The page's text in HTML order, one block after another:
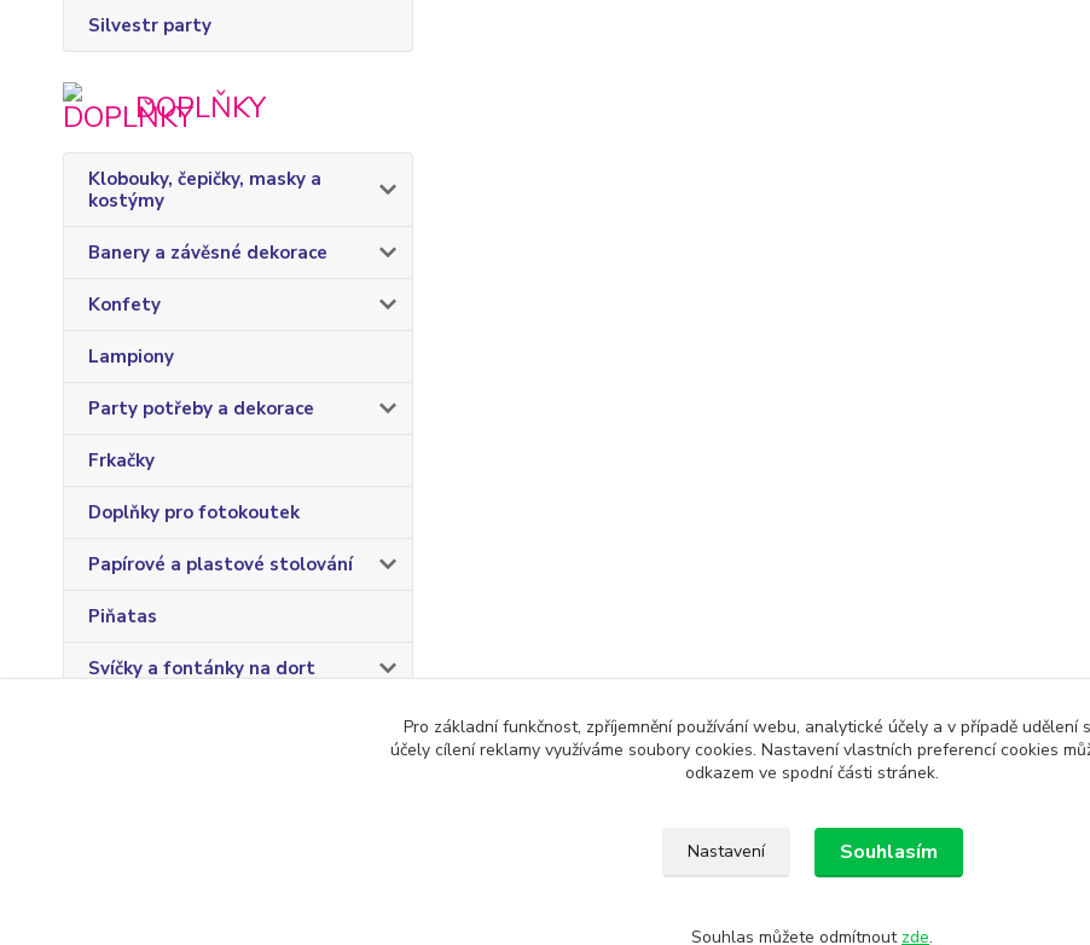
Silvestr party
DOPLŇKY
Klobouky, čepičky, masky a
kostýmy
Banery a závěsné dekorace
Konfety
Lampiony
Party potřeby a dekorace
Frkačky
Doplňky pro fotokoutek
Papírové a plastové stolování
Piňatas
Svíčky a fontánky na dort
Pro základní funkčnost, zpříjemnění používání webu, analytické účely a v případě udělení
účely cílení reklamy využíváme soubory cookies. Nastavení vlastních preferencí cookies
odkazem ve spodní části stránek.
Nastavení Souhlasím
Souhlas můžete odmítnout zde.